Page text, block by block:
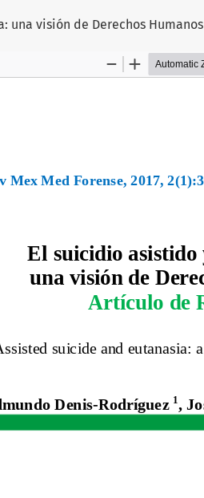
una visión de Derechos Humanos